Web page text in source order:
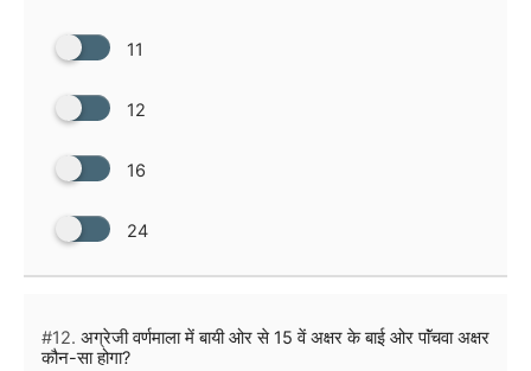
11
12
16
24
#12. अग्रेजी वर्णमाला में बायी ओर से 15 वें अक्षर के बाई ओर पाॅंचवा अक्षर
कौन-सा होगा?